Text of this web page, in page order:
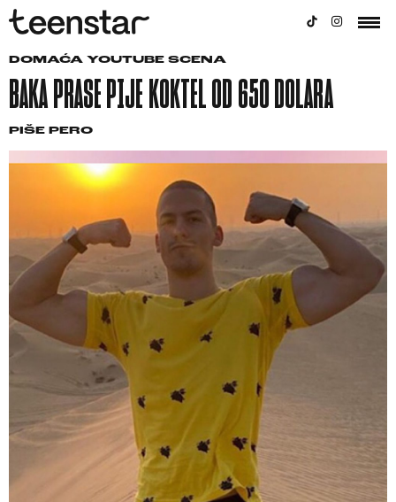
DOMAĆA YOUTUBE SCENA
BAKA PRASE PIJE KOKTEL OD 650 DOLARA
PIŠE PERO